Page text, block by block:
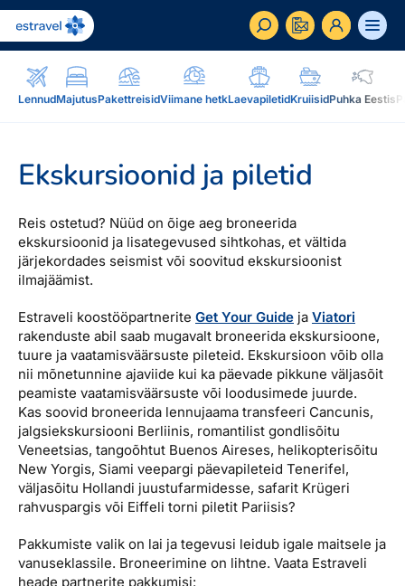
LennudMajutusPakettreisidViimane hetkLaevapiletidKruiisidPuhka Eestis
ET RU EN
Blogi, sihtkohad, podcastid, ajakiri, uudiskiri...
Blogi
Podcastid
Uudiskiri
Reisiajakiri Traveller
Reisidele lisaks
Järelmaks, Estraveli kinkekaart, Airalo eSim,
reisikaubad.ee...
Järelmaks
Estraveli kinkekaart
Reisitarvete e-pood
Airalo eSIM
Reisija meelespea
Lojaalsusprogramm
Boonuspunktid, Kuldkaart, Platinum kaart...
Kuldkaart
Platinum Club
Püsisoodustused
Meist
Ettevõttest, kontaktid, reisikonsultandi teenus, tule
tööle, uudised...
Ettevõttest
Kontaktid
Reisikonsultandi teenus
Ekskursioonid ja piletid
Reis ostetud? Nüüd on õige aeg broneerida
ekskursioonid ja lisategevused sihtkohas, et vältida
järjekordades seismist või soovitud ekskursioonist
ilmajäämist.
Estraveli koostööpartnerite Get Your Guide ja Viatori
rakenduste abil saab mugavalt broneerida ekskursioone,
tuure ja vaatamisväärsuste pileteid. Ekskursioon võib olla
nii mõnetunnine ajaviide kui ka päevade pikkune väljasõit
peamiste vaatamisväärsuste või loodusimede juurde.
Kas soovid broneerida lennujaama transfeeri Cancunis,
jalgsiekskursiooni Berliinis, romantilist gondlisõitu
Veneetsias, tangoõhtut Buenos Aireses, helikopterisõitu
New Yorgis, Siami veepargi päevapileteid Tenerifel,
väljasõitu Hollandi juustufarmidesse, safarit Krügeri
rahvuspargis või Eiffeli torni piletit Pariisis?
Pakkumiste valik on lai ja tegevusi leidub igale maitsele ja
vanuseklassile. Broneerimine on lihtne. Vaata Estraveli
heade partnerite pakkumisi: